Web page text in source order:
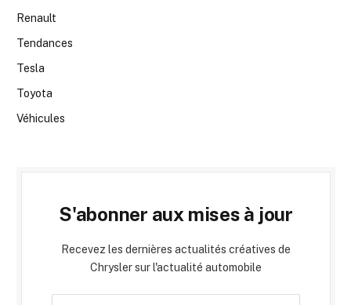
Renault
Tendances
Tesla
Toyota
Véhicules
S'abonner aux mises à jour
Recevez les dernières actualités créatives de
Chrysler sur l'actualité automobile